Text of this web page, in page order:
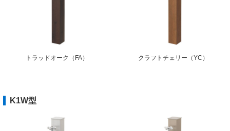
トラッドオーク（FA） クラフトチェリー（YC）
K1W型